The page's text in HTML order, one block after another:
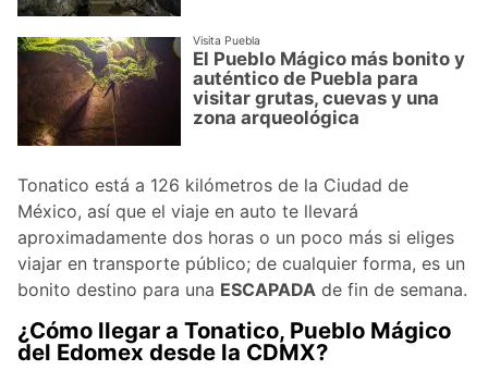
Visita Puebla
El Pueblo Mágico más bonito y
auténtico de Puebla para
visitar grutas, cuevas y una
zona arqueológica
Tonatico está a 126 kilómetros de la Ciudad de
México, así que el viaje en auto te llevará
aproximadamente dos horas o un poco más si eliges
viajar en transporte público; de cualquier forma, es un
bonito destino para una ESCAPADA de fin de semana.
¿Cómo llegar a Tonatico, Pueblo Mágico
del Edomex desde la CDMX?